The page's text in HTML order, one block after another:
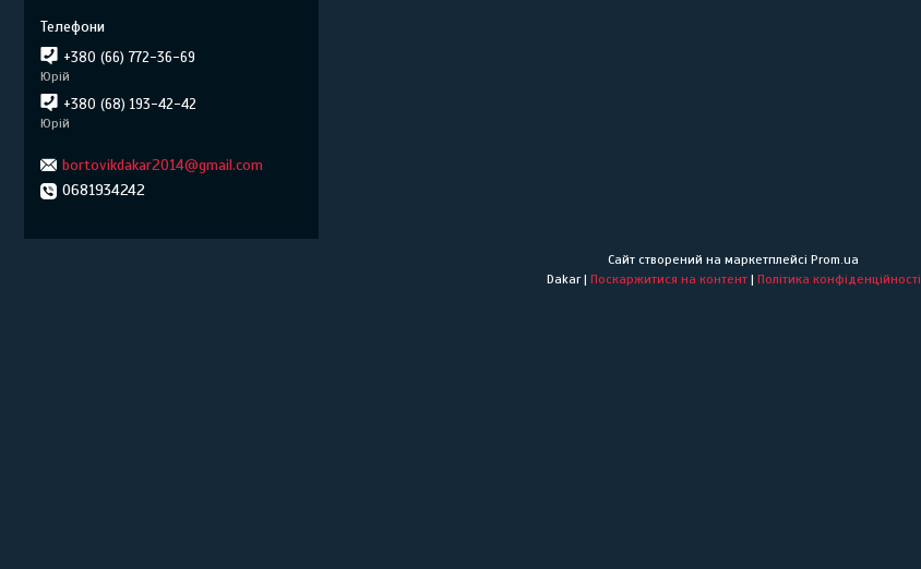
+380 (66) 772-36-69
Юрій
+380 (68) 193-42-42
Юрій
bortovikdakar2014@gmail.com
0681934242
Сайт створений на маркетплейсі Prom.ua
Dakar | Поскаржитися на контент | Політика конфіденційності